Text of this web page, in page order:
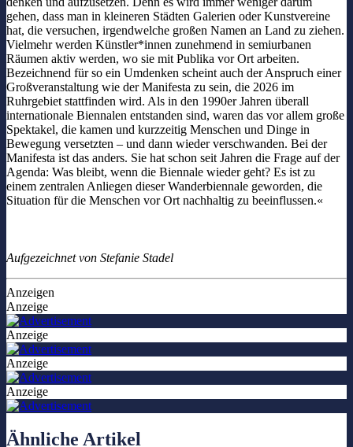
gehen, dass man in kleineren Städten Galerien oder Kunstvereine
hat, die versuchen, irgendwelche großen Namen an Land zu ziehen.
Vielmehr werden Künstler*innen zunehmend in semiurbanen
Räumen aktiv werden, wo sie mit Publika vor Ort arbeiten.
Bezeichnend für so ein Umdenken scheint auch der Anspruch einer
Großveranstaltung wie der Manifesta zu sein, die 2026 im
Ruhrgebiet stattfinden wird. Als in den 1990er Jahren überall
internationale Biennalen entstanden sind, waren das vor allem große
Spektakel, die kamen und kurzzeitig Menschen und Dinge in
Bewegung versetzten – und dann wieder verschwanden. Bei der
Manifesta ist das anders. Sie hat schon seit Jahren die Frage auf der
Agenda: Was bleibt, wenn die Biennale wieder geht? Es ist zu
einem zentralen Anliegen dieser Wanderbiennale geworden, die
Situation für die Menschen vor Ort nachhaltig zu beeinflussen.«
Aufgezeichnet von Stefanie Stadel
Anzeigen
Anzeige
Anzeige
Anzeige
Anzeige
Ähnliche Artikel